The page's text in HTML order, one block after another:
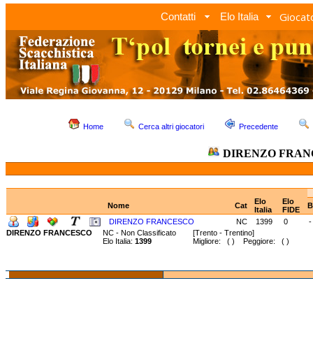
Contatti Elo Italia
Home Cerca altri giocatori Precedente
DIRENZO
Nome Cat
Elo
Italia
Elo
FIDE
DIRENZO FRANCESCO
NC 1399 0
-
DIRENZO FRANCESCO
NC - Non Classificato [Trento - Trentino]
Elo Italia: 1399 Migliore: ( ) Peggiore: ( )